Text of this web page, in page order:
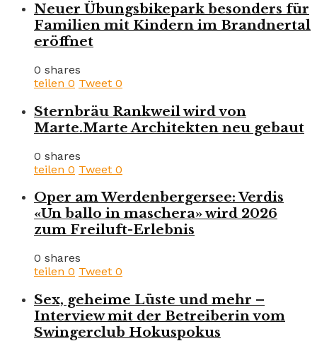
Neuer Übungsbikepark besonders für
Familien mit Kindern im Brandnertal
eröffnet
0 shares
teilen 0 Tweet 0
Sternbräu Rankweil wird von
Marte.Marte Architekten neu gebaut
0 shares
teilen 0 Tweet 0
Oper am Werdenbergersee: Verdis
«Un ballo in maschera» wird 2026
zum Freiluft-Erlebnis
0 shares
teilen 0 Tweet 0
Sex, geheime Lüste und mehr –
Interview mit der Betreiberin vom
Swingerclub Hokuspokus